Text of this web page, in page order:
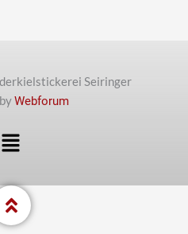
Seiringer
Webforum
Menü